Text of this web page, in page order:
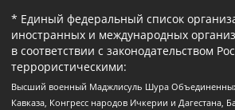
* Единый федеральный список
иностранных и международных
в соответствии с законодательством
террористическими:
Высший военный Маджлисуль Шура
Кавказа, Конгресс народов Ичкерии и Дагестана,